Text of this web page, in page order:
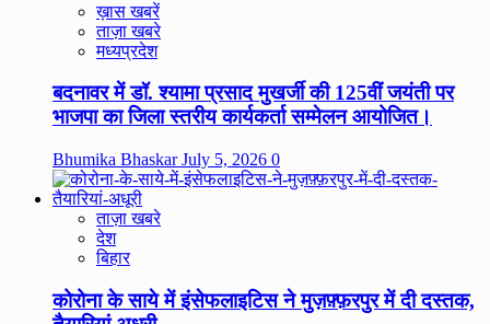
ख़ास खबरें
ताज़ा खबरे
मध्यप्रदेश
बदनावर में डॉ. श्यामा प्रसाद मुखर्जी की 125वीं जयंती पर
भाजपा का जिला स्तरीय कार्यकर्ता सम्मेलन आयोजित।
Bhumika BhaskarJuly 5, 2026 0
ताज़ा खबरे
देश
बिहार
कोरोना के साये में इंसेफलाइटिस ने मुज़फ़्फ़रपुर में दी दस्तक,